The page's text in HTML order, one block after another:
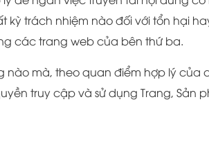
trách nhiệm nào đối với tổn hại
các trang web của bên thứ ba.
mà, theo quan điểm hợp lý của
truy cập và sử dụng Trang, Sản